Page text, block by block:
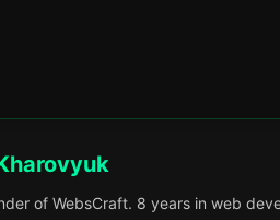
of WebsCraft. 8 years in web